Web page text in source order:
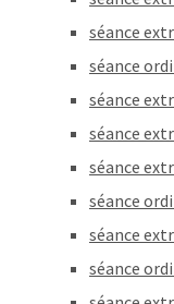
séance
séance
séance
séance
séance
séance
séance
séance